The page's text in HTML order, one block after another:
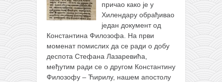
причао како је у
Хилендару обрађивао
један документ од
Константина Филозофа. На први
моменат помислих да се ради о добу
деспота Стефана Лазаревића,
међутим ради се о другом Константину
Филозофу – Ћирилу, нашем апостолу